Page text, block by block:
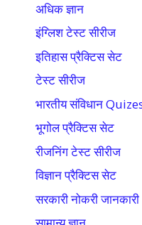
अधिक ज्ञान
इंग्लिश टेस्ट सीरीज
इतिहास प्रैक्टिस सेट
टेस्ट सीरीज
भारतीय संविधान
भूगोल प्रैक्टिस सेट
रीजनिंग टेस्ट सीरीज
विज्ञान प्रैक्टिस सेट
सरकारी नोकरी जानकारी